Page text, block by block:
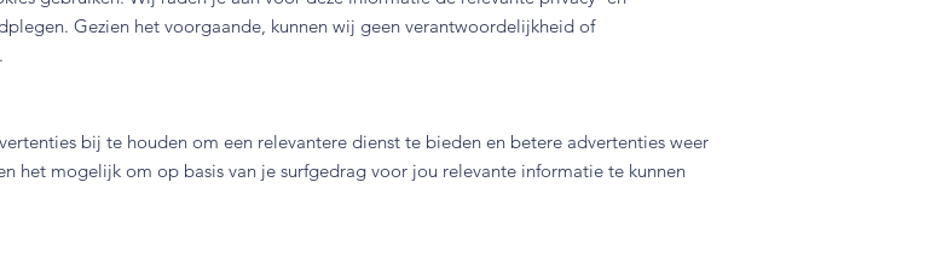
Gezien het voorgaande, kunnen wij geen verantwoordelijkheid of
bij te houden om een relevantere dienst te bieden en betere advertenties weer
het mogelijk om op basis van je surfgedrag voor jou relevante informatie te kunnen